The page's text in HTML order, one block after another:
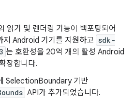
읽기 및 렌더링 기능이 백포팅되어
지 Android 기기를 지원하고 sdk-
는 호환성을 20억 개의 활성 Android
장합니다.
SelectionBoundary 기반
API가 추가되었습니다.